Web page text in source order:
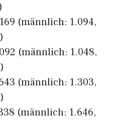
(männlich: 1.094,
(männlich: 1.048,
(männlich: 1.303,
(männlich: 1.646,